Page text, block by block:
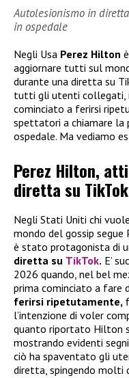
Autolesionismo in
in ospedale
Negli Usa Perez Hilton
aggiornare tutti sul
durante una diretta su
tutti gli utenti collegati,
cominciato a ferirsi
spettatori a chiamare
ospedale. Ma vediamo
Perez Hilton,
diretta su TikTok
Negli Stati Uniti chi
mondo del gossip
è stato protagonista di
diretta su TikTok. E’
2026 quando, nel bel
prima cominciato a fare
ferirsi ripetutamente,
l’intenzione di voler
quanto riportato Hilton
mostrando evidenti
ciò ha spaventato gli
diretta, spingendo molti